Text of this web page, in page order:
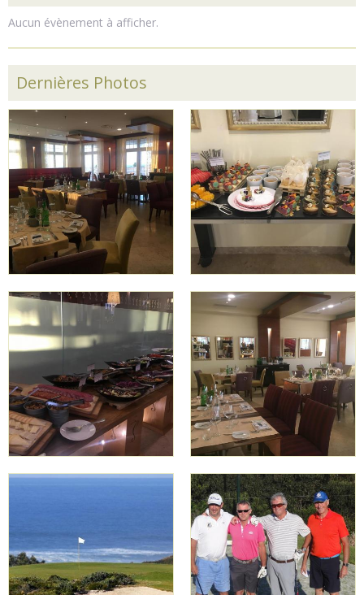
Aucun évènement à afficher.
Dernières Photos